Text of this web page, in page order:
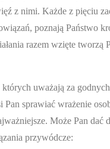
z nimi. Każde z pięciu
poznają Państwo
razem wzięte tworzą
uważają za
sprawiać wrażenie
Może Pan
przywódcze: